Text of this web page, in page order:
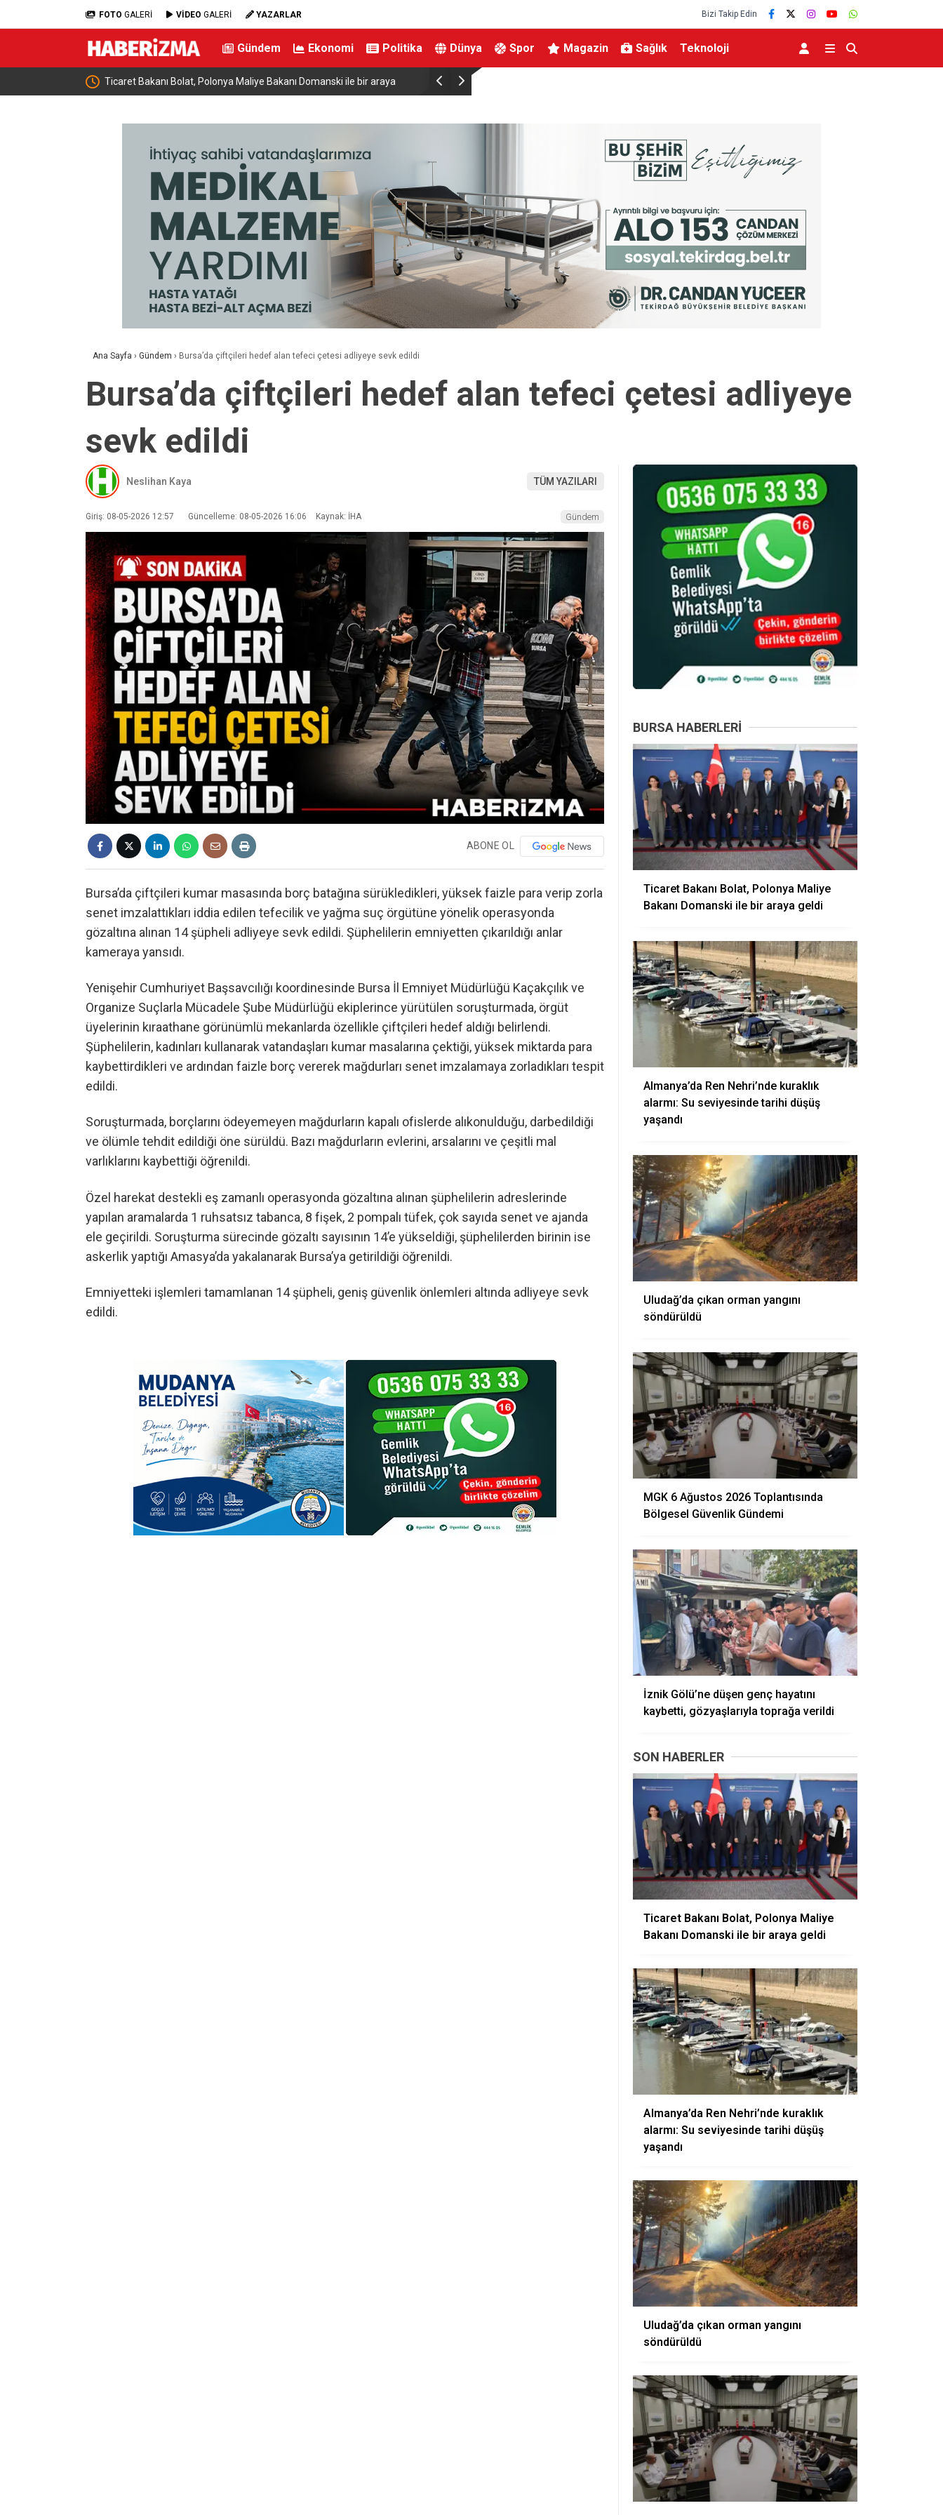
FOTO GALERİ VİDEO GALERİ YAZARLAR Bizi Takip Edin
Gündem Ekonomi Politika Dünya Spor Magazin Sağlık Teknoloji
Ticaret Bakanı Bolat, Polonya Maliye Bakanı Domanski ile bir araya Almanya’da Ren Nehri’nde kuraklık alarmı: Su seviyesinde tarihi düşüş
Ana Sayfa › Gündem › Bursa’da çiftçileri hedef alan tefeci çetesi adliyeye sevk edildi
Bursa’da çiftçileri hedef alan tefeci çetesi adliyeye
sevk edildi
Neslihan Kaya TÜM YAZILARI
Giriş: 08-05-2026 12:57 Güncelleme: 08-05-2026 16:06 Kaynak: İHA Gündem
ABONE OL
Bursa’da çiftçileri kumar masasında borç batağına sürükledikleri, yüksek faizle para verip zorla
senet imzalattıkları iddia edilen tefecilik ve yağma suç örgütüne yönelik operasyonda
gözaltına alınan 14 şüpheli adliyeye sevk edildi. Şüphelilerin emniyetten çıkarıldığı anlar
kameraya yansıdı.
Yenişehir Cumhuriyet Başsavcılığı koordinesinde Bursa İl Emniyet Müdürlüğü Kaçakçılık ve
Organize Suçlarla Mücadele Şube Müdürlüğü ekiplerince yürütülen soruşturmada, örgüt
üyelerinin kıraathane görünümlü mekanlarda özellikle çiftçileri hedef aldığı belirlendi.
Şüphelilerin, kadınları kullanarak vatandaşları kumar masalarına çektiği, yüksek miktarda para
kaybettirdikleri ve ardından faizle borç vererek mağdurları senet imzalamaya zorladıkları tespit
edildi.
Soruşturmada, borçlarını ödeyemeyen mağdurların kapalı ofislerde alıkonulduğu, darbedildiği
ve ölümle tehdit edildiği öne sürüldü. Bazı mağdurların evlerini, arsalarını ve çeşitli mal
varlıklarını kaybettiği öğrenildi.
Özel harekat destekli eş zamanlı operasyonda gözaltına alınan şüphelilerin adreslerinde
yapılan aramalarda 1 ruhsatsız tabanca, 8 fişek, 2 pompalı tüfek, çok sayıda senet ve ajanda
ele geçirildi. Soruşturma sürecinde gözaltı sayısının 14’e yükseldiği, şüphelilerden birinin ise
askerlik yaptığı Amasya’da yakalanarak Bursa’ya getirildiği öğrenildi.
Emniyetteki işlemleri tamamlanan 14 şüpheli, geniş güvenlik önlemleri altında adliyeye sevk
edildi.
BURSA HABERLERI
Ticaret Bakanı Bolat, Polonya Maliye
Bakanı Domanski ile bir araya geldi
Almanya’da Ren Nehri’nde kuraklık
alarmı: Su seviyesinde tarihi düşüş
yaşandı
Uludağ’da çıkan orman yangını
söndürüldü
MGK 6 Ağustos 2026 Toplantısında
Bölgesel Güvenlik Gündemi
İznik Gölü’ne düşen genç hayatını
kaybetti, gözyaşlarıyla toprağa verildi
SON HABERLER
Ticaret Bakanı Bolat, Polonya Maliye
Bakanı Domanski ile bir araya geldi
Almanya’da Ren Nehri’nde kuraklık
alarmı: Su seviyesinde tarihi düşüş
yaşandı
Uludağ’da çıkan orman yangını
söndürüldü